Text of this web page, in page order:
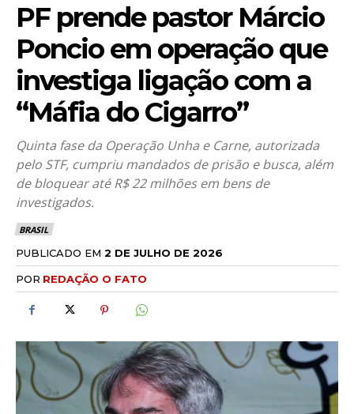
PF prende pastor Márcio
Poncio em operação que
investiga ligação com a
“Máfia do Cigarro”
Quinta fase da Operação Unha e Carne, autorizada
pelo STF, cumpriu mandados de prisão e busca, além
de bloquear até R$ 22 milhões em bens de
investigados.
BRASIL
PUBLICADO EM 2 DE JULHO DE 2026
POR REDAÇÃO O FATO